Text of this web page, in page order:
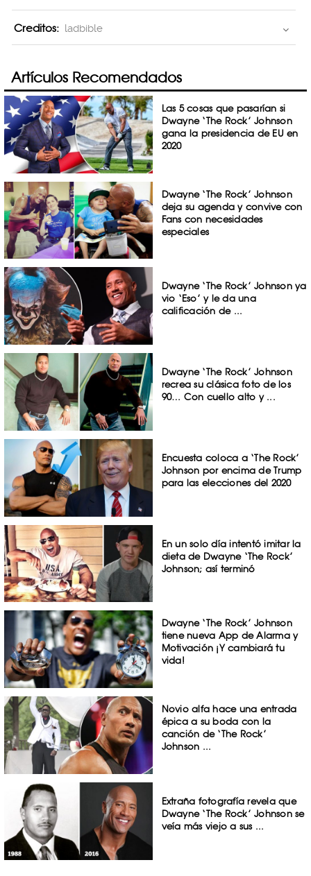
Creditos: ladbible
Artículos Recomendados
Las 5 cosas que pasarían si
Dwayne ‘The Rock’ Johnson
gana la presidencia de EU en
2020
Dwayne ‘The Rock’ Johnson
deja su agenda y convive con
Fans con necesidades
especiales
Dwayne ‘The Rock’ Johnson ya
vio ‘Eso’ y le da una
calificación de ...
Dwayne ‘The Rock’ Johnson
recrea su clásica foto de los
90… Con cuello alto y ...
Encuesta coloca a ‘The Rock’
Johnson por encima de Trump
para las elecciones del 2020
En un solo día intentó imitar la
dieta de Dwayne ‘The Rock’
Johnson; así terminó
Dwayne ‘The Rock’ Johnson
tiene nueva App de Alarma y
Motivación ¡Y cambiará tu
vida!
Novio alfa hace una entrada
épica a su boda con la
canción de ‘The Rock’
Johnson ...
Extraña fotografía revela que
Dwayne ‘The Rock’ Johnson se
veía más viejo a sus ...